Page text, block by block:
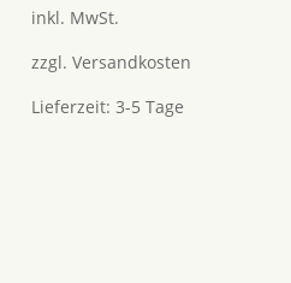
von 5
inkl. MwSt.
zzgl.Versandkosten
Lieferzeit:3-5 Tage